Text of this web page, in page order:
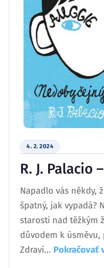
4. 2. 2024
R. J. Palacio
Napadlo vás někdy,
špatný, jak vypadá?
starosti nad těžkým
důvodem k
Zdraví... Pokračovať